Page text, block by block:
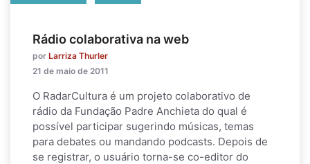
Rádio colaborativa na web
por Larriza Thurler
21 de maio de 2011
O RadarCultura é um projeto colaborativo de
rádio da Fundação Padre Anchieta do qual é
possível participar sugerindo músicas, temas
para debates ou mandando podcasts. Depois de
se registrar, o usuário torna-se co-editor do